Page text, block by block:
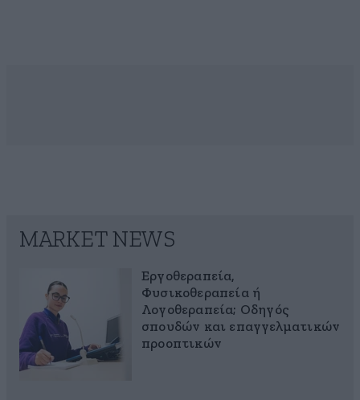
MARKET NEWS
Εργοθεραπεία,
Φυσικοθεραπεία ή
Λογοθεραπεία; Οδηγός
σπουδών και επαγγελματικών
προοπτικών